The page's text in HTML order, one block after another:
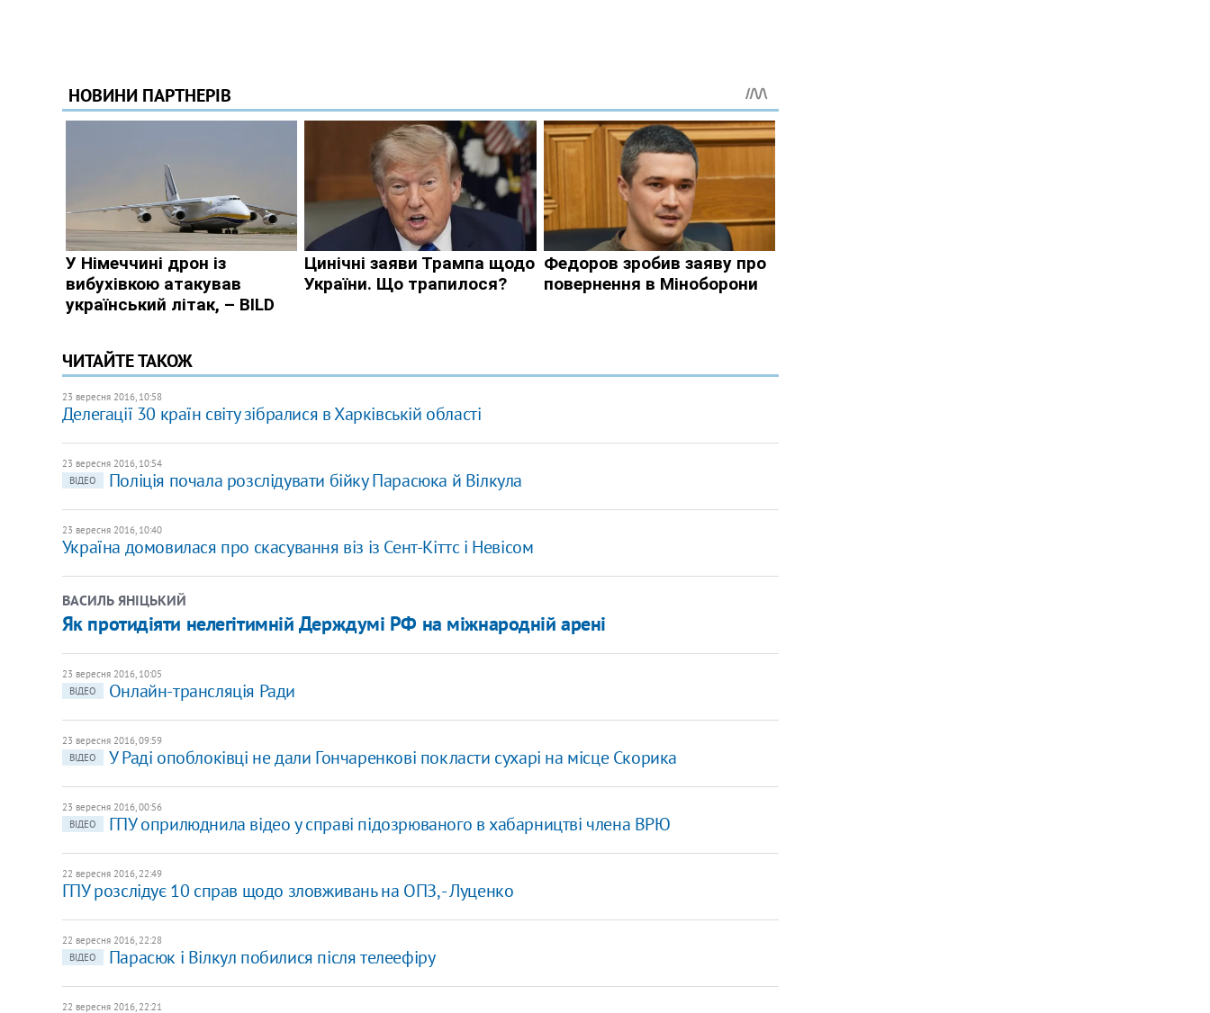
ЧИТАЙТЕ ТАКОЖ
23 вересня 2016, 10:58
Делегації 30 країн світу зібралися в Харківській області
23 вересня 2016, 10:54
ВІДЕО
Поліція почала розслідувати бійку Парасюка й Вілкула
23 вересня 2016, 10:40
Україна домовилася про скасування віз із Сент-Кіттс і Невісом
ВАСИЛЬ ЯНІЦЬКИЙ
Як протидіяти нелегітимній Держдумі РФ на міжнародній арені
23 вересня 2016, 10:05
ВІДЕО
Онлайн-трансляція Ради
23 вересня 2016, 09:59
ВІДЕО
У Раді опоблоківці не дали Гончаренкові покласти сухарі на місце Скорика
23 вересня 2016, 00:56
ВІДЕО
ГПУ оприлюднила відео у справі підозрюваного в хабарництві члена ВРЮ
22 вересня 2016, 22:49
ГПУ розслідує 10 справ щодо зловживань на ОПЗ, - Луценко
22 вересня 2016, 22:28
ВІДЕО
Парасюк і Вілкул побилися після телеефіру
22 вересня 2016, 22:21